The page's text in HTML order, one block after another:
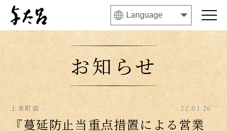
お知らせ
上本町店 22.01.26
『蔓延防止当重点措置による営業